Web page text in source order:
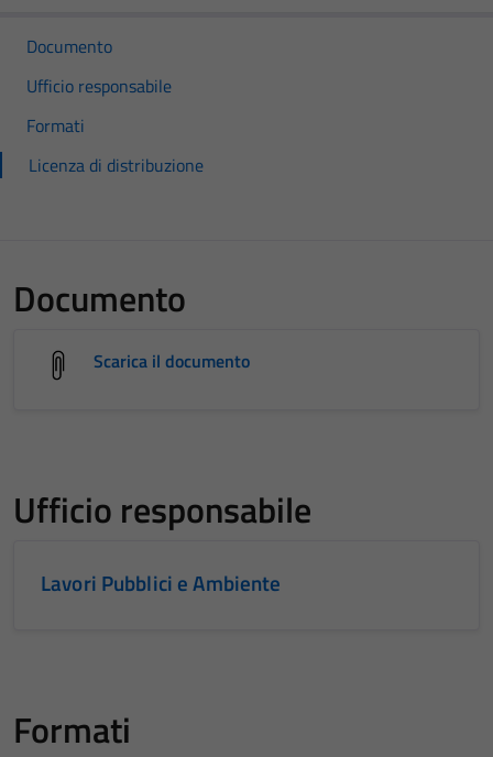
Documento
Ufficio responsabile
Formati
Licenza di distribuzione
Documento
Scarica il documento
Ufficio responsabile
Lavori Pubblici e Ambiente
Formati